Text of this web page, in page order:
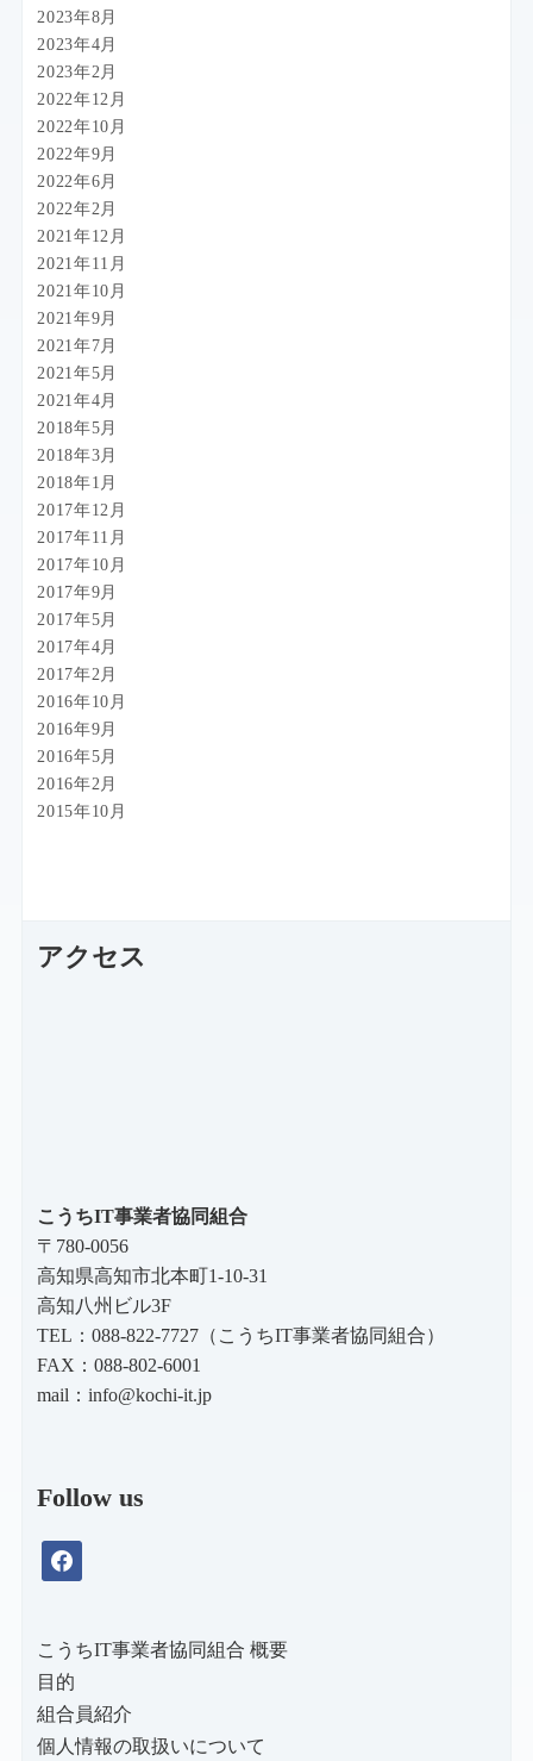
2023年8月
2023年4月
2023年2月
2022年12月
2022年10月
2022年9月
2022年6月
2022年2月
2021年12月
2021年11月
2021年10月
2021年9月
2021年7月
2021年5月
2021年4月
2018年5月
2018年3月
2018年1月
2017年12月
2017年11月
2017年10月
2017年9月
2017年5月
2017年4月
2017年2月
2016年10月
2016年9月
2016年5月
2016年2月
2015年10月
アクセス
こうちIT事業者協同組合
〒780-0056
高知県高知市北本町1-10-31
高知八州ビル3F
TEL：088-822-7727（こうちIT事業者協同組合）
FAX：088-802-6001
mail：info@kochi-it.jp
Follow us
facebook
こうちIT事業者協同組合 概要
目的
組合員紹介
個人情報の取扱いについて